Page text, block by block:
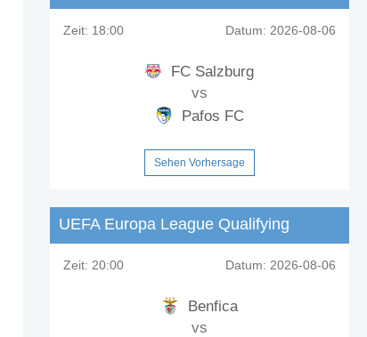
Zeit: 18:00 Datum: 2026-08-06
FC Salzburg
vs
Pafos FC
Sehen Vorhersage
UEFA Europa League Qualifying
Zeit: 20:00 Datum: 2026-08-06
Benfica
vs